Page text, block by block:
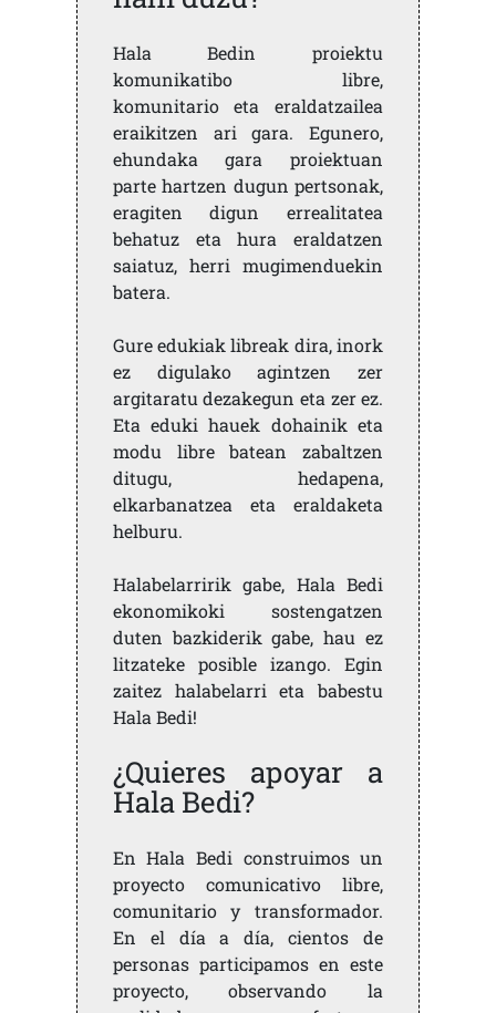
Hala Bedin proiektu
komunikatibo libre,
komunitario eta eraldatzailea
eraikitzen ari gara. Egunero,
ehundaka gara proiektuan
parte hartzen dugun pertsonak,
eragiten digun errealitatea
behatuz eta hura eraldatzen
saiatuz, herri mugimenduekin
batera.
Gure edukiak libreak dira, inork
ez digulako agintzen zer
argitaratu dezakegun eta zer ez.
Eta eduki hauek dohainik eta
modu libre batean zabaltzen
ditugu, hedapena,
elkarbanatzea eta eraldaketa
helburu.
Halabelarririk gabe, Hala Bedi
ekonomikoki sostengatzen
duten bazkiderik gabe, hau ez
litzateke posible izango. Egin
zaitez halabelarri eta babestu
Hala Bedi!
¿Quieres apoyar a
Hala Bedi?
En Hala Bedi construimos un
proyecto comunicativo libre,
comunitario y transformador.
En el día a día, cientos de
personas participamos en este
proyecto, observando la